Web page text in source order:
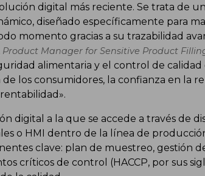
digital más reciente. Se trata de
diseñado específicamente para
momento gracias a su trazabilidad
Product Manager for Sensitive Product
alimentaria y el control de
de los consumidores, la confianza en la
digital a la que se accede a través de
o HMI dentro de la línea de
clave: plan de muestreo, gestión
críticos de control (HACCP, por sus